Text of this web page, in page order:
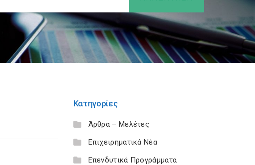
Κατηγορίες
Άρθρα – Μελέτες
Επιχειρηματικά Νέα
Επενδυτικά Προγράμματα